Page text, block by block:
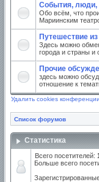
События, люди,
Обо всём, что
Мариинским
Путешествие
Здесь можно
города и страны
Прочие
здесь можно
отношение к
Удалить cookies конференции
Список форумов
Статистика
Всего посетителей:
Больше всего